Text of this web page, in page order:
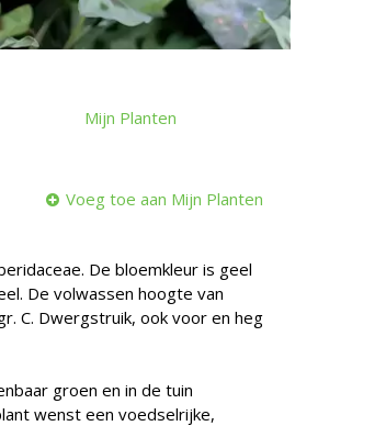
Mijn Planten
Voeg toe aan Mijn Planten
De bloemkleur is geel
De volwassen hoogte van
C. Dwergstruik, ook voor en heg
groen en in de tuin
wenst een voedselrijke,